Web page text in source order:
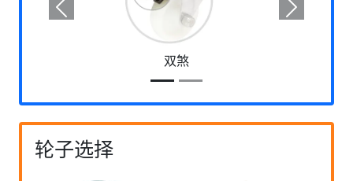
双煞
Previous Next
轮子选择